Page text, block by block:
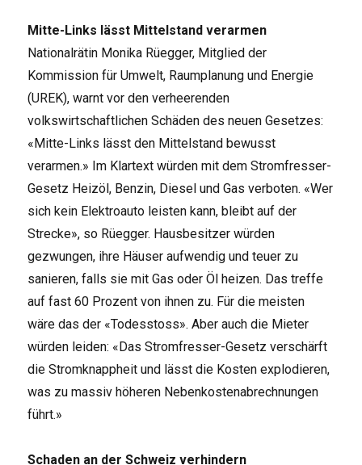
Mitte-Links lässt Mittelstand verarmen
Nationalrätin Monika Rüegger, Mitglied der
Kommission für Umwelt, Raumplanung und Energie
(UREK), warnt vor den verheerenden
volkswirtschaftlichen Schäden des neuen Gesetzes:
«Mitte-Links lässt den Mittelstand bewusst
verarmen.» Im Klartext würden mit dem Stromfresser-
Gesetz Heizöl, Benzin, Diesel und Gas verboten. «Wer
sich kein Elektroauto leisten kann, bleibt auf der
Strecke», so Rüegger. Hausbesitzer würden
gezwungen, ihre Häuser aufwendig und teuer zu
sanieren, falls sie mit Gas oder Öl heizen. Das treffe
auf fast 60 Prozent von ihnen zu. Für die meisten
wäre das der «Todesstoss». Aber auch die Mieter
würden leiden: «Das Stromfresser-Gesetz verschärft
die Stromknappheit und lässt die Kosten explodieren,
was zu massiv höheren Nebenkostenabrechnungen
führt.»
Schaden an der Schweiz verhindern